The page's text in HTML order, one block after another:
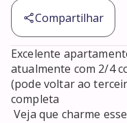
Compartilhar
Excelente
atualmente com 2/4
(pode voltar ao
completa
Veja que charme esse piso!